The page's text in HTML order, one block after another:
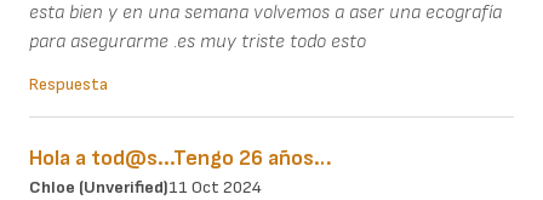
esta bien y en una semana volvemos a aser una ecografía
para asegurarme .es muy triste todo esto
Respuesta
Hola a tod@s...Tengo 26 años…
Chloe (unverified)11 Oct 2024